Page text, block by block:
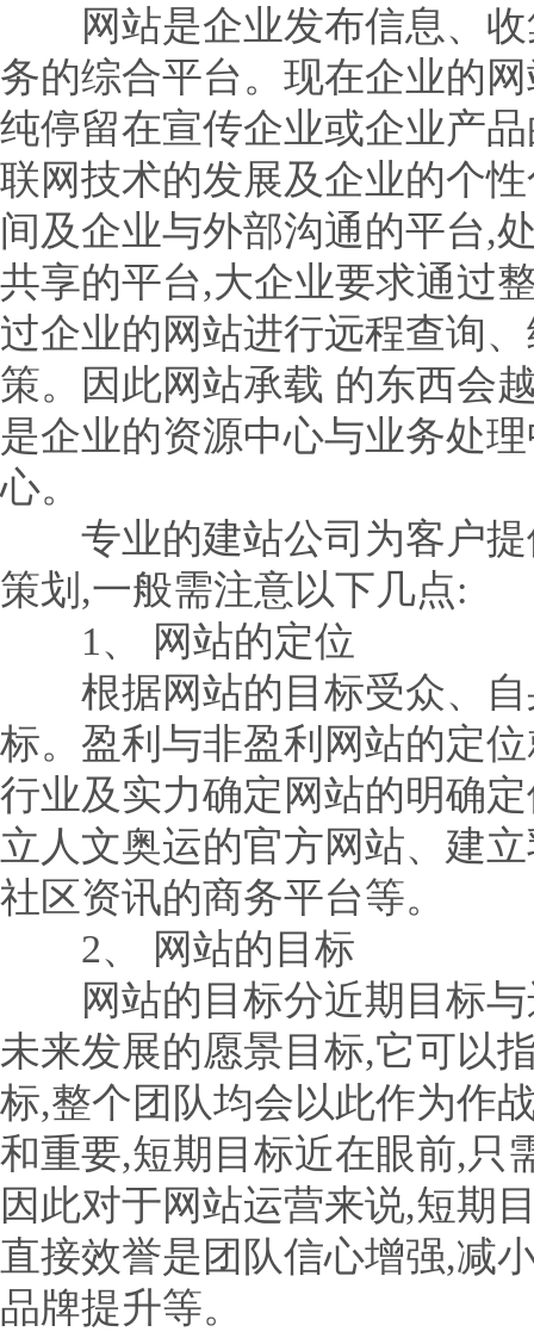
网站是企业发布信息、收
务的综合平台。现在企业的
纯停留在宣传企业或企业产
联网技术的发展及企业的个
间及企业与外部沟通的平台,
共享的平台,大企业要求通过
过企业的网站进行远程查询
策。因此网站承载 的东西会
是企业的资源中心与业务处
心。
专业的建站公司为客户提
策划,一般需注意以下几点:
1、 网站的定位
根据网站的目标受众、自
标。盈利与非盈利网站的定
行业及实力确定网站的明确
立人文奥运的官方网站、建
社区资讯的商务平台等。
2、 网站的目标
网站的目标分近期目标与
未来发展的愿景目标,它可以
标,整个团队均会以此作为作
和重要,短期目标近在眼前,只
因此对于网站运营来说,短期
直接效誉是团队信心增强,减
品牌提升等。